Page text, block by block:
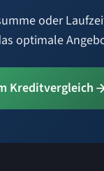
oder
optimale
Kreditvergleich